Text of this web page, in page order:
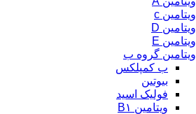
ویتامین c
ویتامین D
ویتامین E
ویتامین گروه ب
ب کمپلکس
بیوتین
فولیک اسید
ویتامین B۱